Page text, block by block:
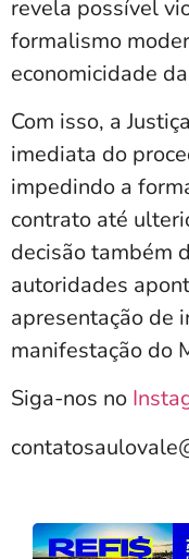
revela possível
formalismo
economicidade
Com isso, a
imediata do
impedindo a
contrato até
decisão também
autoridades
apresentação de
manifestação do
Siga-nos no